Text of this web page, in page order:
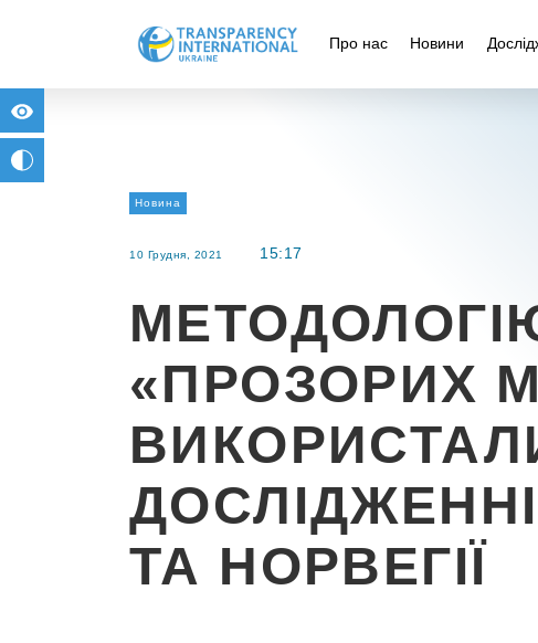
Про нас Новини
Новина
10 Грудня, 2021 15:17
«ПРОЗОРИХ
ДОСЛІДЖЕННІ
ТА НОРВЕГІЇ